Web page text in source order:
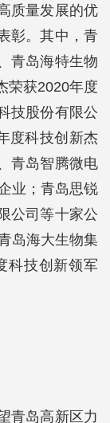
质量发展的优
彰。其中，青
青岛海特生物
荣获2020年度
技股份有限公
度科技创新杰
青岛智腾微电
业；青岛思锐
公司等十家公
岛海大生物集
科技创新领军
青岛高新区力